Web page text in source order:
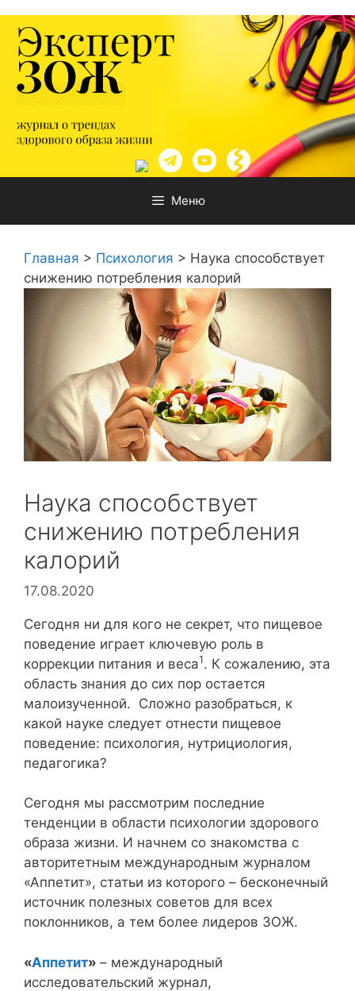
содержимому
Меню
Главная > Психология > Наука способствует
снижению потребления калорий
Наука способствует
снижению потребления
калорий
17.08.2020
Сегодня ни для кого не секрет, что пищевое
поведение играет ключевую роль в
коррекции питания и веса1. К сожалению, эта
область знания до сих пор остается
малоизученной. Сложно разобраться, к
какой науке следует отнести пищевое
поведение: психология, нутрициология,
педагогика?
Сегодня мы рассмотрим последние
тенденции в области психологии здорового
образа жизни. И начнем со знакомства с
авторитетным международным журналом
«Аппетит», статьи из которого – бесконечный
источник полезных советов для всех
поклонников, а тем более лидеров ЗОЖ.
«Аппетит» – международный
исследовательский журнал,